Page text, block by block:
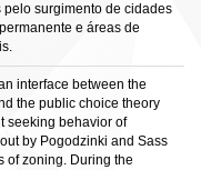
surgimento de cidades
e áreas de
interface between the
the public choice theory
seeking behavior of
by Pogodzinki and Sass
of zoning. During the